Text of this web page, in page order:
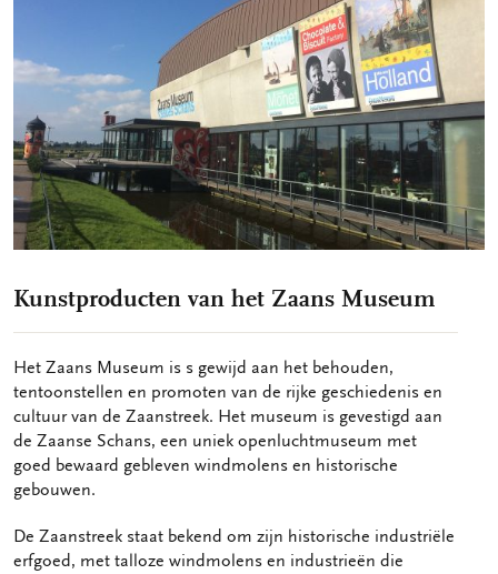
Kunstproducten van het Zaans Museum
Het Zaans Museum is s gewijd aan het behouden,
tentoonstellen en promoten van de rijke geschiedenis en
cultuur van de Zaanstreek. Het museum is gevestigd aan
de Zaanse Schans, een uniek openluchtmuseum met
goed bewaard gebleven windmolens en historische
gebouwen.
De Zaanstreek staat bekend om zijn historische industriële
erfgoed, met talloze windmolens en industrieën die